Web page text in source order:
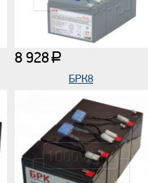
8 928a
БРК8